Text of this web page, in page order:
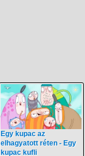
Egy kupac az
elhagyatott réten - Egy
kupac kufli